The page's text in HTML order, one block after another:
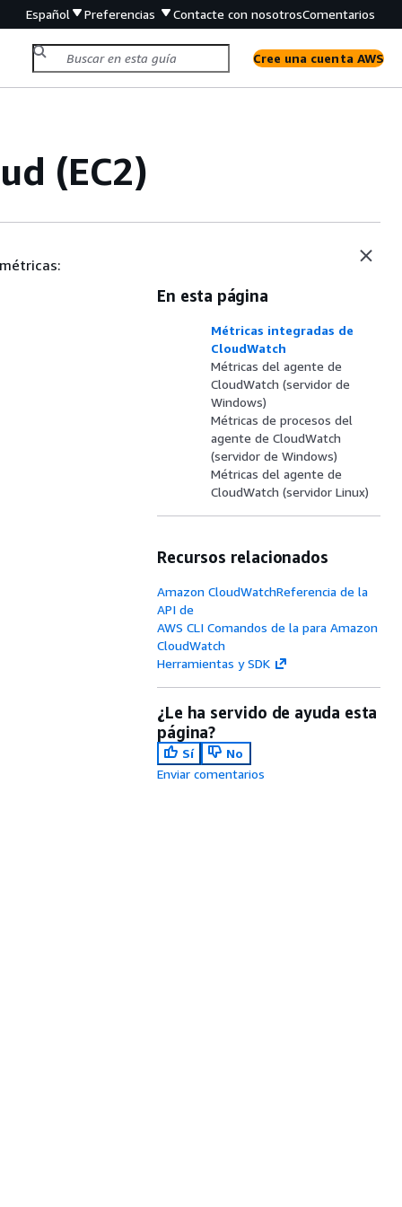
Español Preferencias Contacte con nosotrosComentarios
Cree una cuenta AWS
(EC2)
En esta página
Métricas integradas de
CloudWatch
Métricas del agente de
CloudWatch (servidor de
Windows)
Métricas de procesos del
agente de CloudWatch
(servidor de Windows)
Métricas del agente de
CloudWatch (servidor Linux)
Recursos relacionados
Amazon CloudWatchReferencia de la
API de
AWS CLI Comandos de la para Amazon
CloudWatch
Herramientas y SDK
¿Le ha servido de ayuda esta
página?
Sí
No
Enviar comentarios